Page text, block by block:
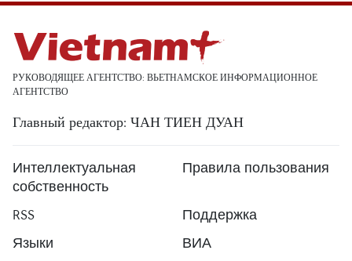
РУКОВОДЯЩЕЕ АГЕНТСТВО: ВЬЕТНАМСКОЕ ИНФОРМАЦИОННОЕ
АГЕНТСТВО
Главный редактор: ЧАН ТИЕН ДУАН
Интеллектуальная
собственность
Правила пользования
RSS
Поддержка
Языки
ВИА